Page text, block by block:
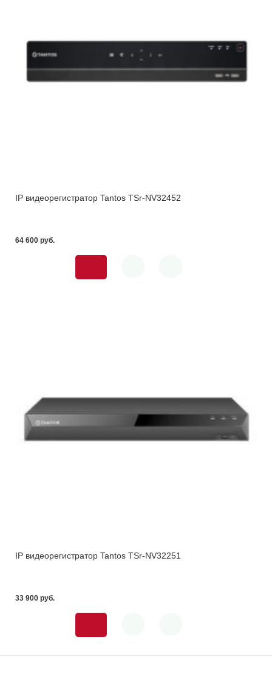
IP видеорегистратор Tantos TSr-NV32452
64 600 pуб.
IP видеорегистратор Tantos TSr-NV32251
33 900 pуб.